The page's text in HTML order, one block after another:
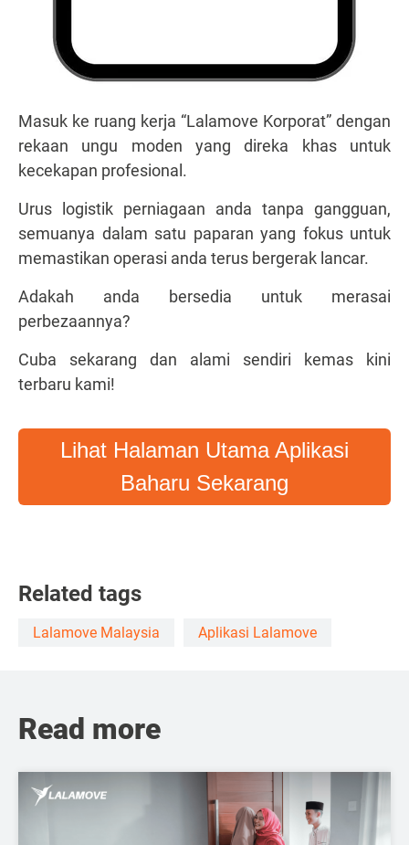
Masuk ke ruang kerja “Lalamove Korporat” dengan
rekaan ungu moden yang direka khas untuk
kecekapan profesional.
Urus logistik perniagaan anda tanpa gangguan,
semuanya dalam satu paparan yang fokus untuk
memastikan operasi anda terus bergerak lancar.
Adakah anda bersedia untuk merasai
perbezaannya?
Cuba sekarang dan alami sendiri kemas kini
terbaru kami!
Lihat Halaman Utama Aplikasi
Baharu Sekarang
Related tags
Lalamove Malaysia Aplikasi Lalamove
Read more